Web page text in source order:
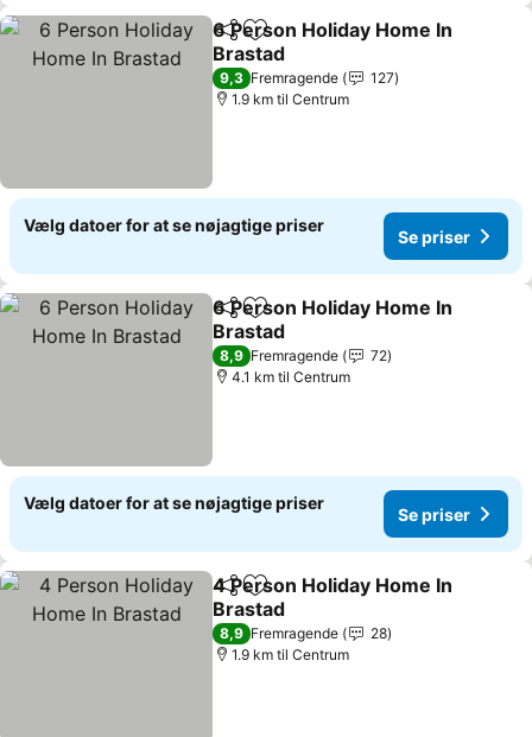
Del Føj til favoritter
6 Person Holiday Home In
Brastad
Se priser
9,3 Fremragende
127
1.9 km til Centrum
Vælg datoer for at se nøjagtige priser
Se priser
Del Føj til favoritter
6 Person Holiday Home In
Brastad
Se priser
8,9 Fremragende
72
4.1 km til Centrum
Vælg datoer for at se nøjagtige priser
Se priser
Del Føj til favoritter
4 Person Holiday Home In
Brastad
Se priser
8,9 Fremragende
28
1.9 km til Centrum